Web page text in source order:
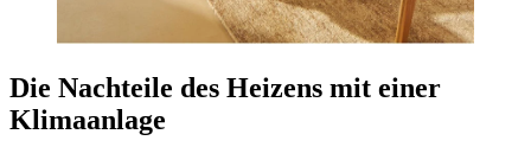
Die Nachteile des Heizens mit einer
Klimaanlage